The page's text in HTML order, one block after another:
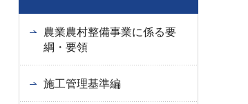
農業農村整備事業に係る要
綱・要領
施工管理基準編